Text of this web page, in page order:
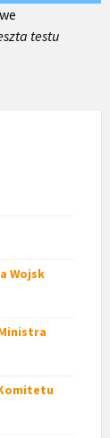
testu
Wojsk